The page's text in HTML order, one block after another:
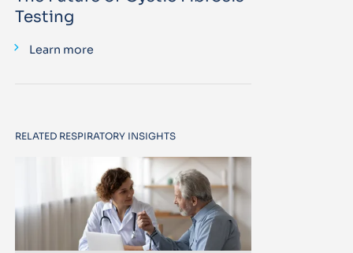
Testing
Learn more
RELATED RESPIRATORY INSIGHTS